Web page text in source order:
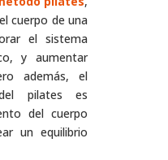
cuerpo de una
el sistema
y aumentar
además, el
pilates es
del cuerpo
un equilibrio